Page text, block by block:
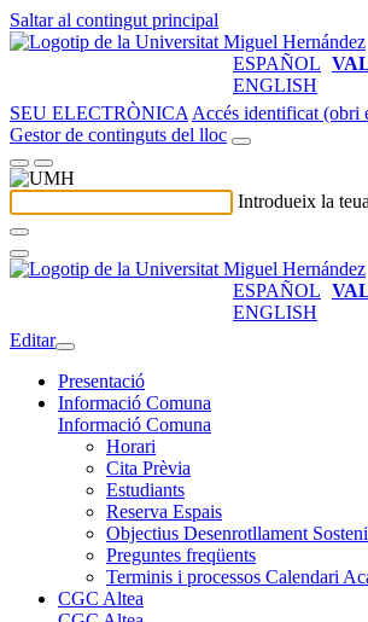
Saltar al contingut principal
ESPAÑOL
ENGLISH
SEU ELECTRÒNICA Accés identificat (obri
Gestor de continguts del lloc
Introdueix la
ESPAÑOL
ENGLISH
Editar
Presentació
Informació Comuna
Informació Comuna
Horari
Cita Prèvia
Estudiants
Reserva Espais
Objectius Desenrotllament
Preguntes freqüents
Terminis i processos Calendari
CGC Altea